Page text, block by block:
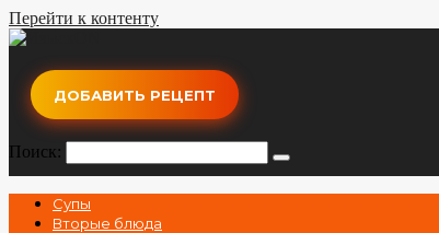
Перейти к контенту
ДОБАВИТЬ РЕЦЕПТ
Поиск:
Супы
Вторые блюда